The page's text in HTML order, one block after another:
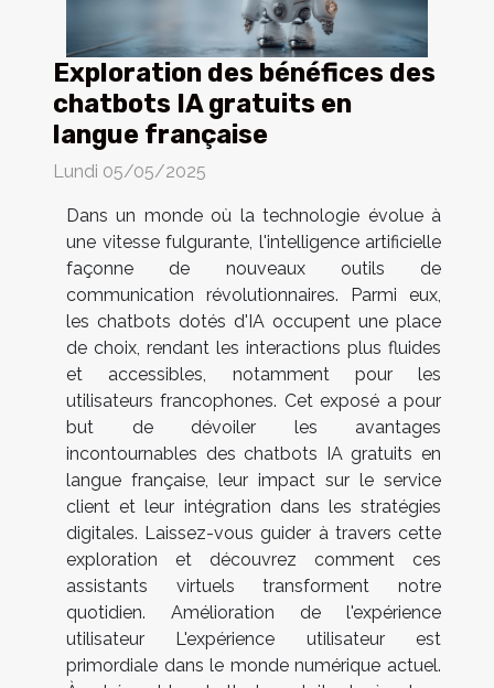
Exploration des bénéfices des
chatbots IA gratuits en
langue française
Lundi 05/05/2025
Dans un monde où la technologie évolue à
une vitesse fulgurante, l'intelligence artificielle
façonne de nouveaux outils de
communication révolutionnaires. Parmi eux,
les chatbots dotés d'IA occupent une place
de choix, rendant les interactions plus fluides
et accessibles, notamment pour les
utilisateurs francophones. Cet exposé a pour
but de dévoiler les avantages
incontournables des chatbots IA gratuits en
langue française, leur impact sur le service
client et leur intégration dans les stratégies
digitales. Laissez-vous guider à travers cette
exploration et découvrez comment ces
assistants virtuels transforment notre
quotidien. Amélioration de l'expérience
utilisateur L'expérience utilisateur est
primordiale dans le monde numérique actuel.